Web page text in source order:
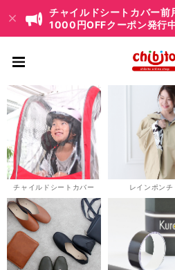
チャイルドシートカバー前
1000円OFFクーポン発行
チャイルドシートカバー レインポンチ